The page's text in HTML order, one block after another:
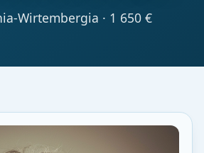
Wirtembergia · 1 650 €